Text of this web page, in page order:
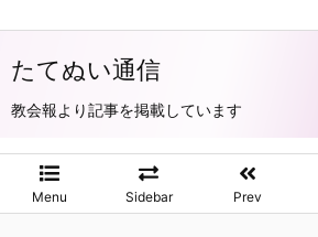
たてぬい通信
教会報より記事を掲載しています
Menu Sidebar Prev